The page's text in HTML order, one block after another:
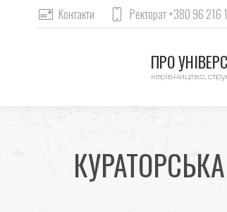
Контакти Ректорат +380 96 216
ПРО
керівництво,